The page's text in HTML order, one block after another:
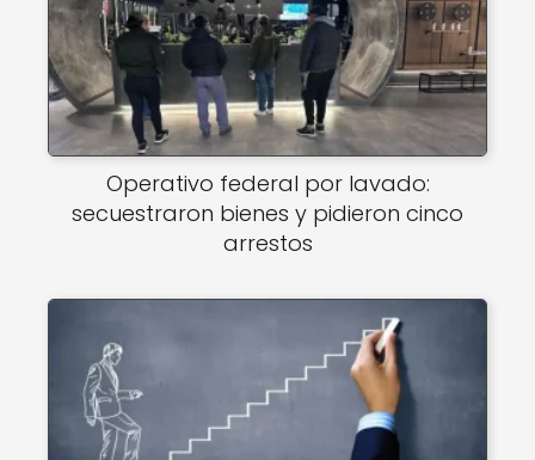
Operativo federal por lavado:
secuestraron bienes y pidieron cinco
arrestos